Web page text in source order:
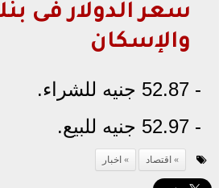
سعر الدولار فى
والإسكان
- 52.87 جنيه للشراء.
- 52.97 جنيه للبيع.
اقتصاد اخبار